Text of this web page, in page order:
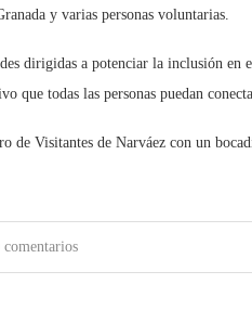
y varias personas voluntarias.
dirigidas a potenciar la inclusión en
que todas las personas puedan
de Visitantes de Narváez con un
comentarios